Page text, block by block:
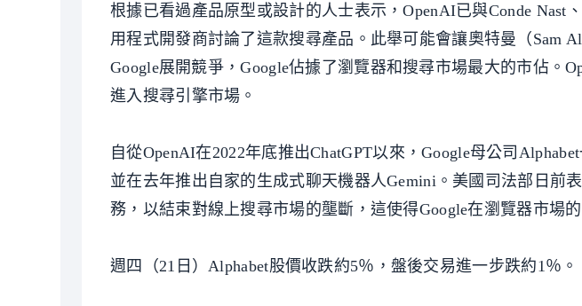
根據已看過產品原型或設計的人士表示，OpenAI已與Conde Nast
用程式開發商討論了這款搜尋產品。此舉可能會讓奧特曼（Sam
Google展開競爭，Google佔據了瀏覽器和搜尋市場最大的市佔。
進入搜尋引擎市場。
自從OpenAI在2022年底推出ChatGPT以來，Google母公司
並在去年推出自家的生成式聊天機器人Gemini。美國司法部日前
務，以結束對線上搜尋市場的壟斷，這使得Google在瀏覽器市場
週四（21日）Alphabet股價收跌約5％，盤後交易進一步跌約1％。